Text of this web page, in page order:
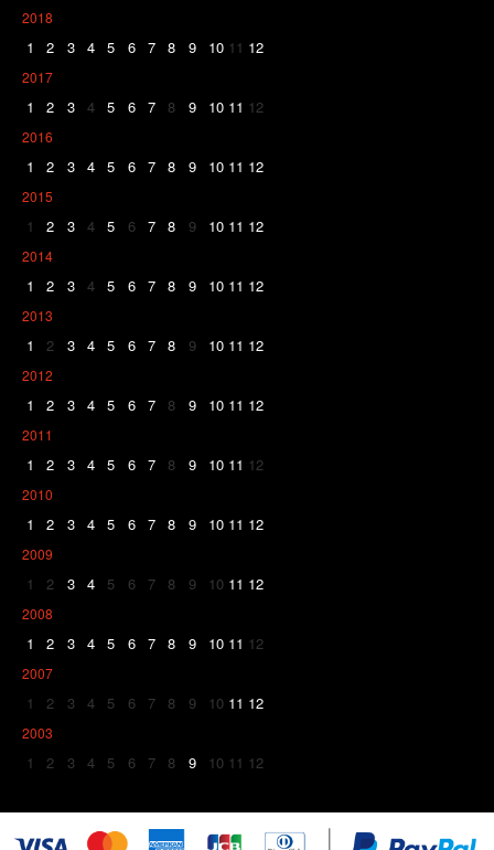
2018
1 2 3 4 5 6 7 8 9 10 11 12
2017
1 2 3 4 5 6 7 8 9 10 11 12
2016
1 2 3 4 5 6 7 8 9 10 11 12
2015
1 2 3 4 5 6 7 8 9 10 11 12
2014
1 2 3 4 5 6 7 8 9 10 11 12
2013
1 2 3 4 5 6 7 8 9 10 11 12
2012
1 2 3 4 5 6 7 8 9 10 11 12
2011
1 2 3 4 5 6 7 8 9 10 11 12
2010
1 2 3 4 5 6 7 8 9 10 11 12
2009
1 2 3 4 5 6 7 8 9 10 11 12
2008
1 2 3 4 5 6 7 8 9 10 11 12
2007
1 2 3 4 5 6 7 8 9 10 11 12
2003
1 2 3 4 5 6 7 8 9 10 11 12